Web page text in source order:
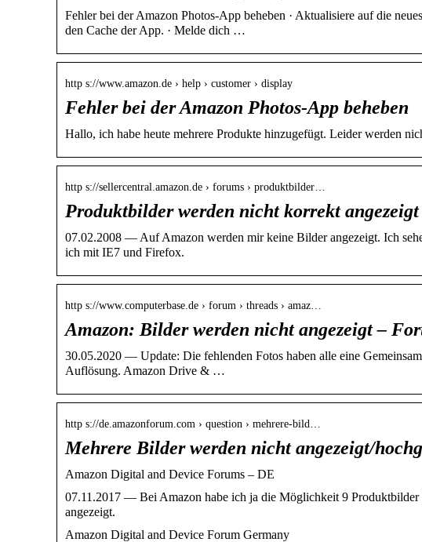
Fehler bei der Amazon Photos-App beheben · Aktualisiere auf die
den Cache der App. · Melde dich …
http s://www.amazon.de › help › customer › display
Fehler bei der Amazon Photos-App beheben
Hallo, ich habe heute mehrere Produkte hinzugefügt. Leider werden
http s://sellercentral.amazon.de › forums › produktbilder…
Produktbilder werden nicht korrekt
07.02.2008 — Auf Amazon werden mir keine Bilder angezeigt. Ich
ich mit IE7 und Firefox.
http s://www.computerbase.de › forum › threads › amaz…
Amazon: Bilder werden nicht angezeigt –
30.05.2020 — Update: Die fehlenden Fotos haben alle eine
Auflösung. Amazon Drive & …
http s://de.amazonforum.com › question › mehrere-bild…
Mehrere Bilder werden nicht angezeigt/
Amazon Digital and Device Forums – DE
07.11.2017 — Bei Amazon habe ich ja die Möglichkeit 9 Produktbilder
angezeigt.
Amazon Digital and Device Forum Germany